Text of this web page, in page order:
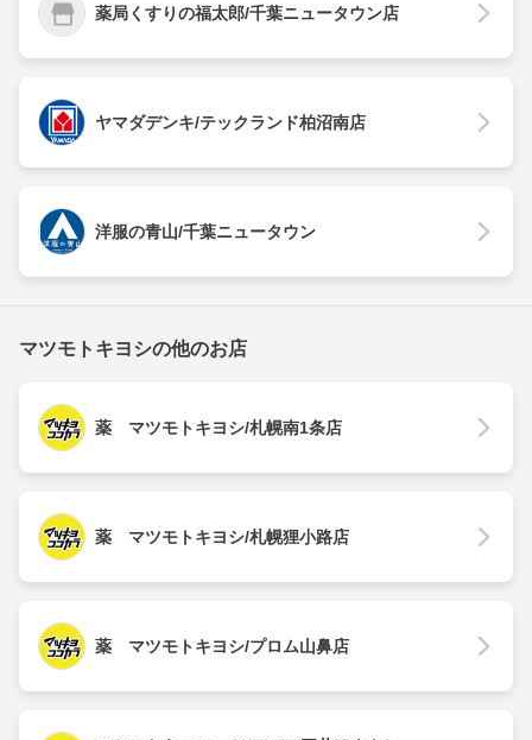
薬局くすりの福太郎/千葉ニュータウン店
ヤマダデンキ/テックランド柏沼南店
洋服の青山/千葉ニュータウン
マツモトキヨシの他のお店
薬 マツモトキヨシ/札幌南1条店
薬 マツモトキヨシ/札幌狸小路店
薬 マツモトキヨシ/プロム山鼻店